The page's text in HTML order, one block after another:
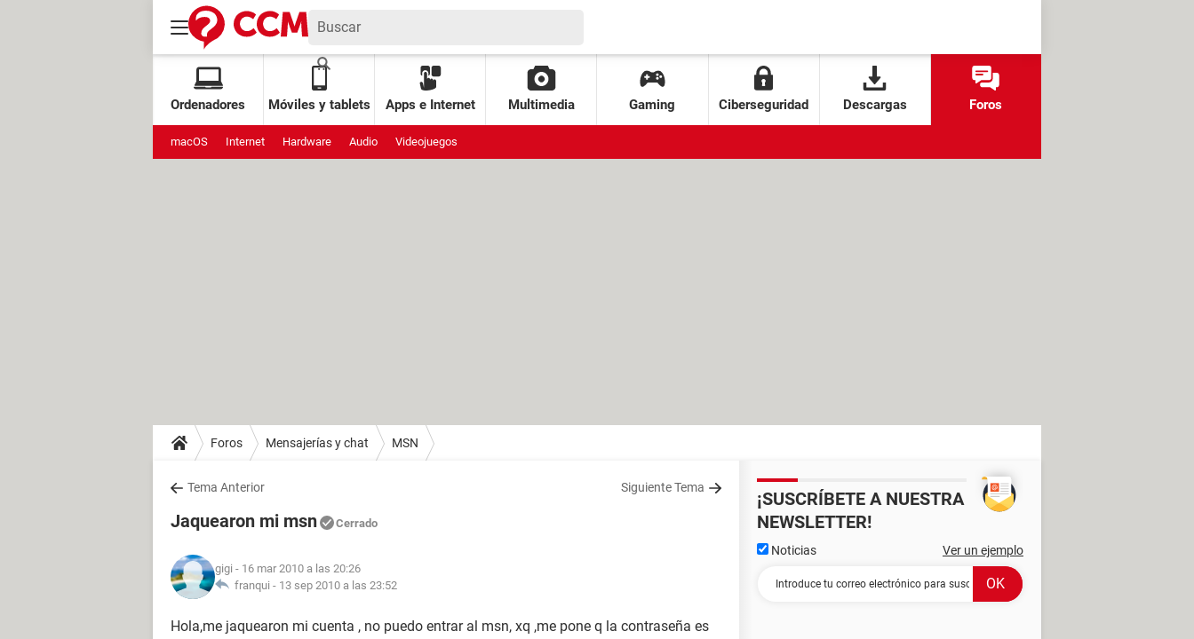
Ordenadores Móviles y tablets Apps e Internet Multimedia Gaming Ciberseguridad Descargas Foros
macOS Internet Hardware Audio Videojuegos
Foros Mensajerías y chat MSN
Tema Anterior Siguiente Tema
Jaquearon mi msn Cerrado
gigi - 16 mar 2010 a las 20:26
franqui - 13 sep 2010 a las 23:52
Hola,me jaquearon mi cuenta , no puedo entrar al msn, xq ,me pone q la contraseña es
¡SUSCRÍBETE A NUESTRA
NEWSLETTER!
Noticias Ver un ejemplo